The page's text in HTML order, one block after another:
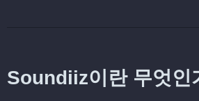
Soundiiz이란 무엇인